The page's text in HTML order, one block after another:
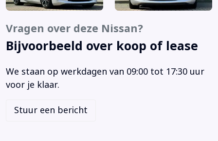
Autotelefoonvoorbereiding met bluetooth
Bandenspanningscontrolesysteem
Bandenspannings controle systeem
Bi-xenon koplampen
Binnenspiegel automatisch dimmend
Bluetooth telefoonvoorbereiding
Vragen over deze Nissan?
Bijvoorbeeld over koop of lease
We staan op werkdagen van 09:00 tot 17:30 uur
voor je klaar.
Stuur een bericht